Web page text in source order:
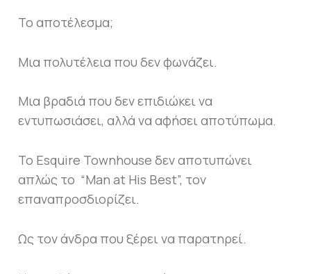
Το αποτέλεσμα;
Μια πολυτέλεια που δεν φωνάζει.
Μια βραδιά που δεν επιδιώκει να
εντυπωσιάσει, αλλά να αφήσει αποτύπωμα.
Το Esquire Townhouse δεν αποτυπώνει
απλώς το “Man at His Best”, τον
επαναπροσδιορίζει.
Ως τον άνδρα που ξέρει να παρατηρεί.